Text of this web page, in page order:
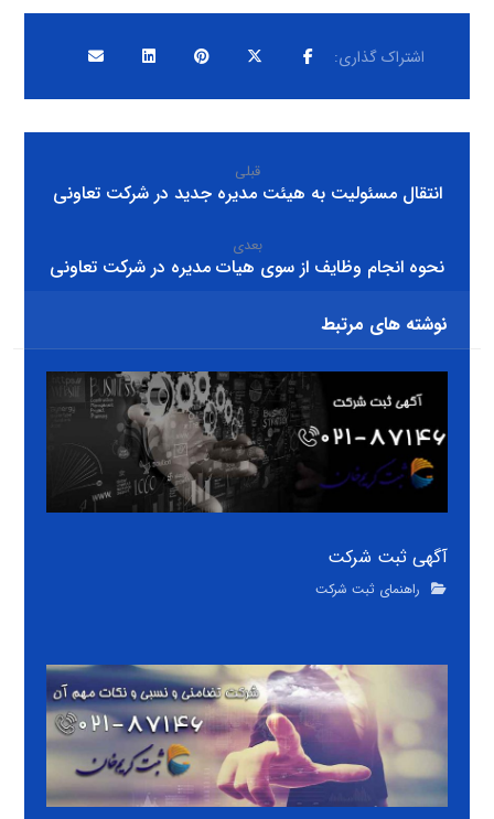
قبلی
انتقال مسئولیت به هیئت مدیره جدید در شرکت تعاونی
بعدی
نحوه انجام وظایف از سوی هیات مدیره در شرکت تعاونی
نوشته های مرتبط
آگهی ثبت شرکت
راهنمای ثبت شرکت